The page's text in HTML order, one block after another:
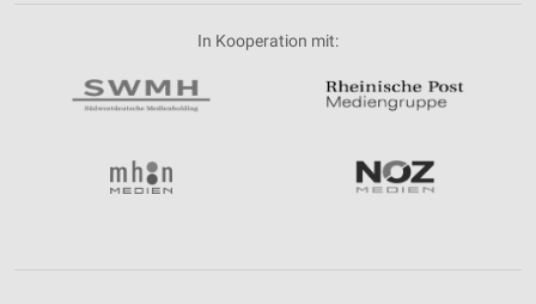
In Kooperation mit: